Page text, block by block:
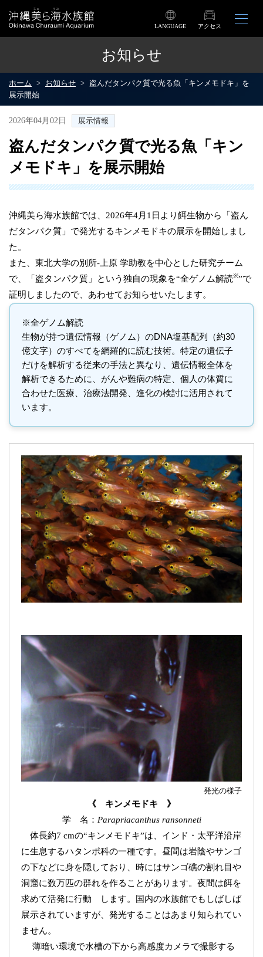
LANGUAGE アクセス
お知らせ
ホーム お知らせ
盗んだタンパク質で光る魚「キンメモドキ」を
展示開始
2026年04月02日 展示情報
盗んだタンパク質で光る魚「キン
メモドキ」を展示開始
沖縄美ら海水族館では、2026年4月1日より餌生物から「盗ん
だタンパク質」で発光するキンメモドキの展示を開始しまし
た。
また、東北大学の別所-上原 学助教を中心とした研究チーム
で、「盗タンパク質」という独自の現象を“全ゲノム解読※”で
証明しましたので、あわせてお知らせいたします。
※全ゲノム解読
生物が持つ遺伝情報（ゲノム）のDNA塩基配列（約30
億文字）のすべてを網羅的に読む技術。特定の遺伝子
だけを解析する従来の手法と異なり、遺伝情報全体を
解析できるために、がんや難病の特定、個人の体質に
合わせた医療、治療法開発、進化の検討に活用されて
います。
発光の様子
《 キンメモドキ 》
学 名： Parapriacanthus ransonneti
体長約7 cmの“キンメモドキ”は、インド・太平洋沿岸
に生息するハタンポ科の一種です。昼間は岩陰やサンゴ
の下などに身を隠しており、時にはサンゴ礁の割れ目や
洞窟に数万匹の群れを作ることがあります。夜間は餌を
求めて活発に行動 します。国内の水族館でもしばしば
展示されていますが、発光することはあまり知られてい
ません。
薄暗い環境で水槽の下から高感度カメラで撮影する